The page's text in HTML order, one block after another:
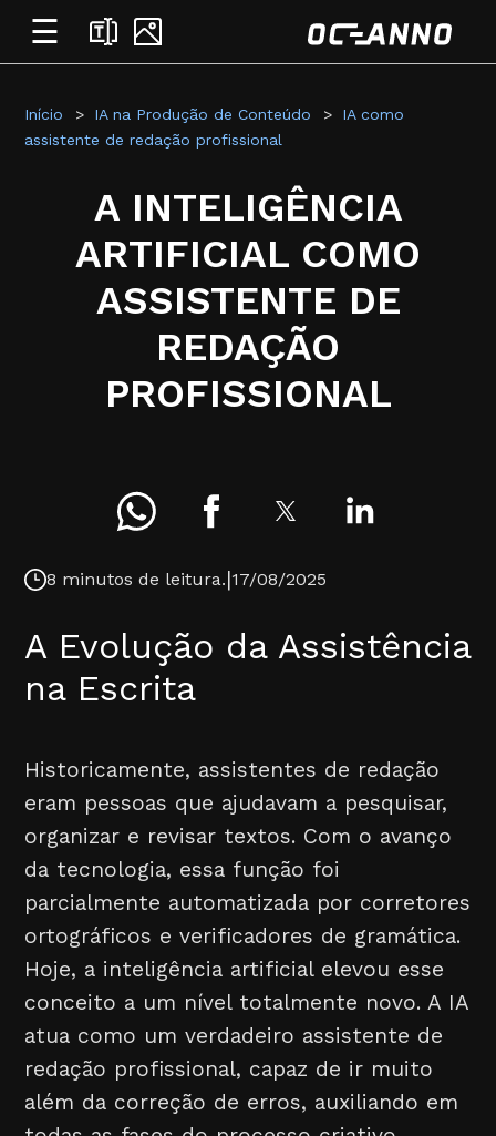
☰
Início IA na Produção de Conteúdo
IA como
assistente de redação profissional
A INTELIGÊNCIA
ARTIFICIAL COMO
ASSISTENTE DE
REDAÇÃO
PROFISSIONAL
8 minutos de leitura.|17/08/2025
A Evolução da Assistência
na Escrita
Historicamente, assistentes de redação
eram pessoas que ajudavam a pesquisar,
organizar e revisar textos. Com o avanço
da tecnologia, essa função foi
parcialmente automatizada por corretores
ortográficos e verificadores de gramática.
Hoje, a inteligência artificial elevou esse
conceito a um nível totalmente novo. A IA
atua como um verdadeiro assistente de
redação profissional, capaz de ir muito
além da correção de erros, auxiliando em